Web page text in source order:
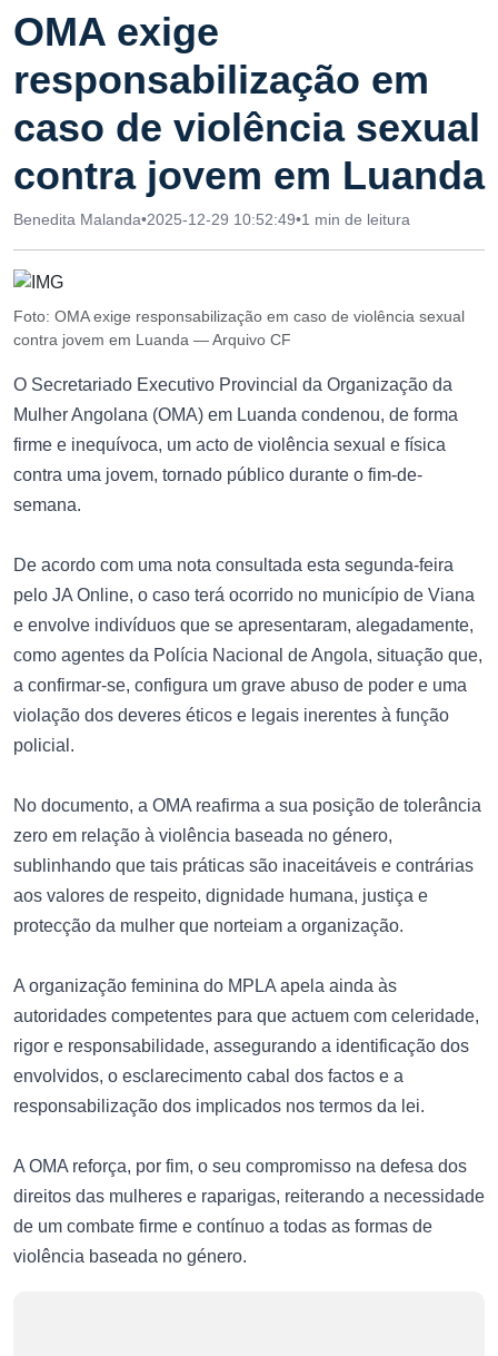
OMA exige
responsabilização em
caso de violência sexual
contra jovem em Luanda
Benedita Malanda•2025-12-29 10:52:49•1 min de leitura
Foto: OMA exige responsabilização em caso de violência sexual
contra jovem em Luanda — Arquivo CF
O Secretariado Executivo Provincial da Organização da
Mulher Angolana (OMA) em Luanda condenou, de forma
firme e inequívoca, um acto de violência sexual e física
contra uma jovem, tornado público durante o fim-de-
semana.
De acordo com uma nota consultada esta segunda-feira
pelo JA Online, o caso terá ocorrido no município de Viana
e envolve indivíduos que se apresentaram, alegadamente,
como agentes da Polícia Nacional de Angola, situação que,
a confirmar-se, configura um grave abuso de poder e uma
violação dos deveres éticos e legais inerentes à função
policial.
No documento, a OMA reafirma a sua posição de tolerância
zero em relação à violência baseada no género,
sublinhando que tais práticas são inaceitáveis e contrárias
aos valores de respeito, dignidade humana, justiça e
protecção da mulher que norteiam a organização.
A organização feminina do MPLA apela ainda às
autoridades competentes para que actuem com celeridade,
rigor e responsabilidade, assegurando a identificação dos
envolvidos, o esclarecimento cabal dos factos e a
responsabilização dos implicados nos termos da lei.
A OMA reforça, por fim, o seu compromisso na defesa dos
direitos das mulheres e raparigas, reiterando a necessidade
de um combate firme e contínuo a todas as formas de
violência baseada no género.